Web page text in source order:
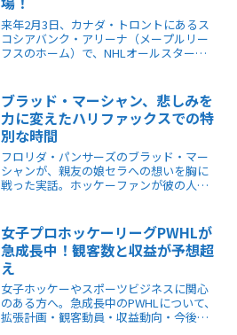
来年2月3日、カナダ・トロントにあるス
コシアバンク・アリーナ（メープルリー
フスのホーム）で、NHLオールスターが
になったり、イベントの追加があること
を紹介していきます。
ブラッド・マーシャン、悲しみを
力に変えたハリファックスでの特
別な時間
フロリダ・パンサーズのブラッド・マー
シャンが、親友の娘セラへの想いを胸に
戦った実話。ホッケーファンが彼の人間
女子プロホッケーリーグPWHLが
急成長中！観客数と収益が予想超
え
女子ホッケーやスポーツビジネスに関心
のある方へ。急成長中のPWHLについて、
拡張計画・観客動員・収益動向・今後の